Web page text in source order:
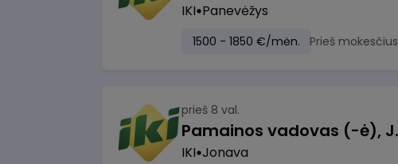
IKI Panevėžys
1500 - 1850 €/mėn. Prieš mokesčius
prieš 8 val.
IKI Jonava